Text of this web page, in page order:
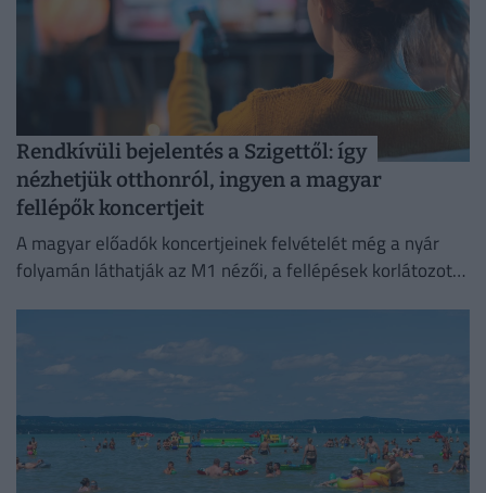
Rendkívüli bejelentés a Szigettől: így
nézhetjük otthonról, ingyen a magyar
fellépők koncertjeit
A magyar előadók koncertjeinek felvételét még a nyár
folyamán láthatják az M1 nézői, a fellépések korlátozott